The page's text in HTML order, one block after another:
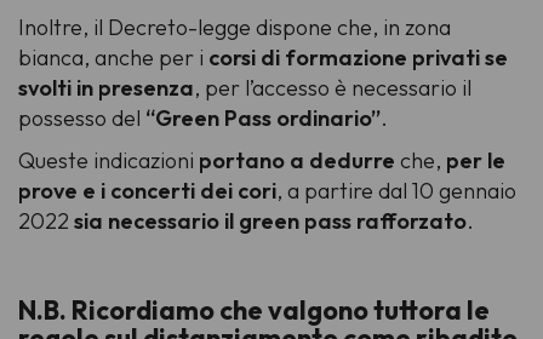
Inoltre, il Decreto-legge dispone che, in zona
bianca, anche per i corsi di formazione privati se
svolti in presenza, per l’accesso è necessario il
possesso del “Green Pass ordinario”.
Queste indicazioni portano a dedurre che, per le
prove e i concerti dei cori, a partire dal 10 gennaio
2022 sia necessario il green pass rafforzato.
N.B. Ricordiamo che valgono tuttora le